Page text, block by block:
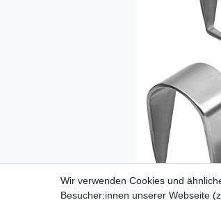
Wir verwenden Cookies und
Besucher:innen unserer Webseite